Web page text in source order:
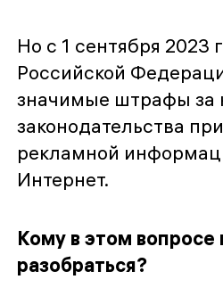
Но с 1 сентября 2023
Российской
значимые штрафы за
законодательства
рекламной
Интернет.
Кому в этом
разобраться?